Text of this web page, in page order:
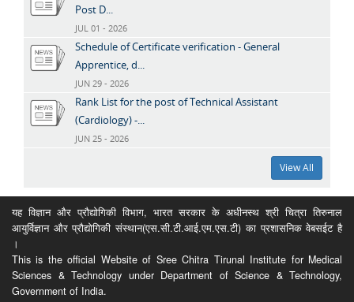
Post D...
JUL 01 - 2026
Schedule of Certificate verification - General
Apprentice, d...
JUN 29 - 2026
Rank List for the post of Technical Assistant
(Cardiology) -...
JUN 25 - 2026
View All
यह विज्ञान और प्रौद्योगिकी विभाग, भारत सरकार के अधीनस्थ श्री चित्रा तिरुनाल
आयुर्विज्ञान और प्रौद्योगिकी संस्थान(एस.सी.टी.आई.एम.एस.टी) का प्रशासनिक वेबसईट है
।
This is the official Website of Sree Chitra Tirunal Institute for Medical
Sciences & Technology under Department of Science & Technology,
Government of India.